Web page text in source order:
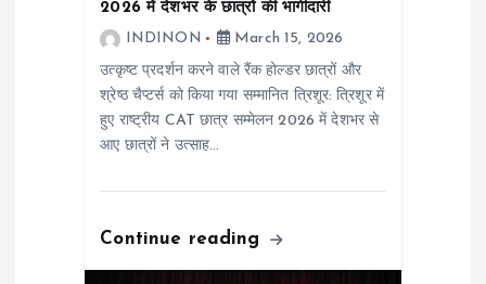
2026 में देशभर के छात्रों की भागीदारी
INDINON
March 15, 2026
उत्कृष्ट प्रदर्शन करने वाले रैंक होल्डर छात्रों और
श्रेष्ठ चैप्टर्स को किया गया सम्मानित त्रिशूर: त्रिशूर में
हुए राष्ट्रीय CAT छात्र सम्मेलन 2026 में देशभर से
आए छात्रों ने उत्साह…
Continue reading